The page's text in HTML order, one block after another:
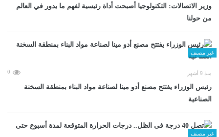
وزير الاتصالات: التكنولوجيا أصبحت أداة رئيسية لفهم ما يدور في العالم
من حولنا
غير مصنف
منذ 9 أشهر 0
رئيس الوزراء يفتتح مصنع أدو مينا لصناعة مواد البناء بمنطقة السخنة
الصناعية
غير مصنف